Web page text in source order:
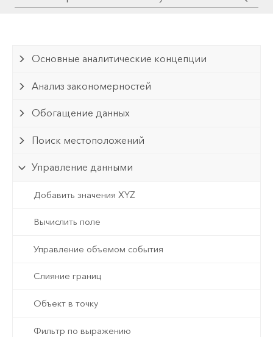
Основные аналитические концепции
Анализ закономерностей
Обогащение данных
Поиск местоположений
Управление данными
Добавить значения XYZ
Вычислить поле
Управление объемом события
Слияние границ
Объект в точку
Фильтр по выражению